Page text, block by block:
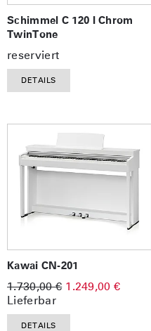
Schimmel C 120 I Chrom
TwinTone
reserviert
DETAILS
Kawai CN-201
1.730,00 € 1.249,00 €
Lieferbar
DETAILS